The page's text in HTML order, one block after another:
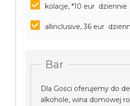
kolacje, *10 eur dziennie
allinclusive, 36 eur
Bar
Dla Gości oferujemy do
alkohole, wina domowej